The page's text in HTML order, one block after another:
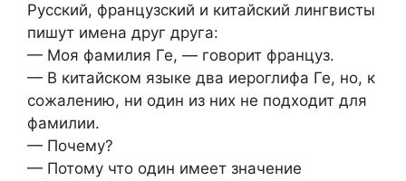
Русский, французский и китайский лингвисты
пишут имена друг друга:
— Моя фамилия Ге, — говорит француз.
— В китайском языке два иероглифа Ге, но, к
сожалению, ни один из них не подходит для
фамилии.
— Почему?
— Потому что один имеет значение